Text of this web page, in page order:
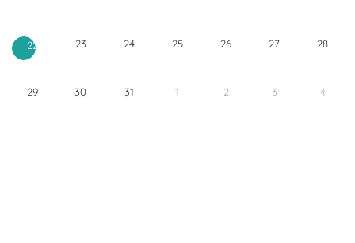
22 23 24 25 26 27 28
29 30 31 1 2 3 4